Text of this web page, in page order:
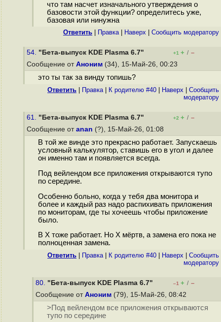
что там насчет изначального утверждения о
базовости этой функции? определитесь уже,
базовая или нинужна
Ответить Правка| Наверх Cообщить модератору
54. "Бета-выпуск KDE Plasma 6.7" +1 + / –
Сообщение от Аноним (34), 15-Май-26, 00:23
это ты так за винду топишь?
Ответить Правка| К родителю #40 Наверх
Cообщить
модератору
61. "Бета-выпуск KDE Plasma 6.7" +2 + / –
Сообщение от anan (?), 15-Май-26, 01:08
В той же винде это прекрасно работает. Запускаешь
условный калькулятор, ставишь его в угол и далее
он именно там и появляется всегда.
Под вейлендом все приложения открываются тупо
по середине.
Особенно больно, когда у тебя два монитора и
более и каждый раз надо распихивать приложения
по мониторам, где ты хочеешь чтобы приложение
было.
В Х тоже работает. Но Х мёртв, а замена его пока не
полноценная замена.
Ответить Правка| К родителю #40 Наверх
Cообщить
модератору
80. "Бета-выпуск KDE Plasma 6.7" –1 + / –
Сообщение от Аноним (79), 15-Май-26, 08:42
>Под вейлендом все приложения открываются
тупо по середине